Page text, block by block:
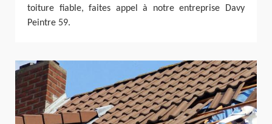
toiture fiable, faites appel à notre entreprise Davy
Peintre 59.